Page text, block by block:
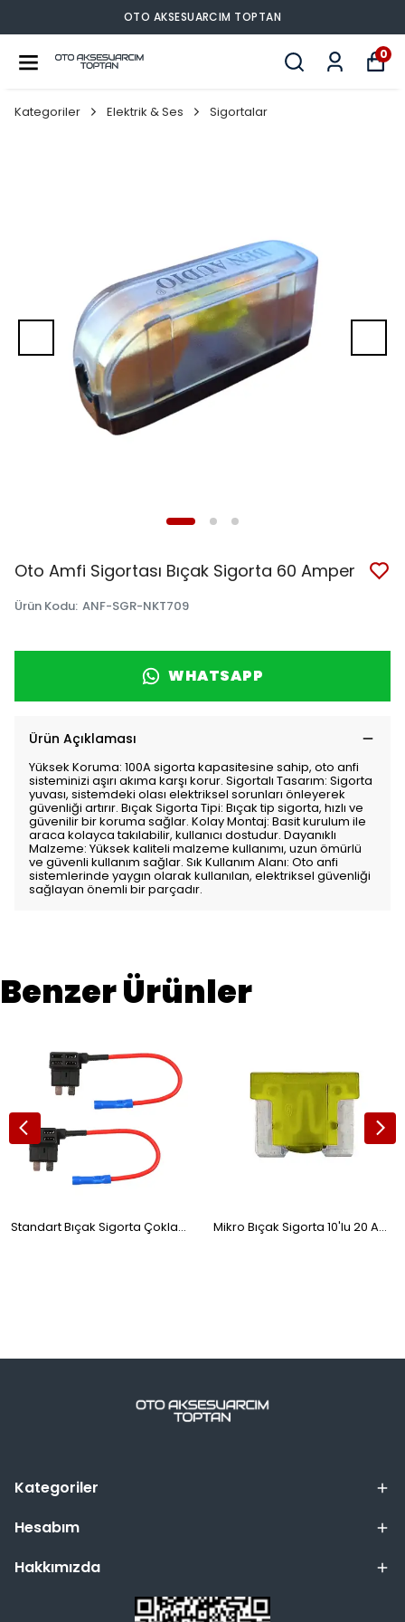
OTO AKSESUARCIM TOPTAN
0
Kategoriler Elektrik & Ses Sigortalar
Oto Amfi Sigortası Bıçak Sigorta 60 Amper
Ürün Kodu: ANF-SGR-NKT709
WHATSAPP
Ürün Açıklaması
Yüksek Koruma: 100A sigorta kapasitesine sahip, oto anfi
sisteminizi aşırı akıma karşı korur. Sigortalı Tasarım: Sigorta
yuvası, sistemdeki olası elektriksel sorunları önleyerek
güvenliği artırır. Bıçak Sigorta Tipi: Bıçak tip sigorta, hızlı ve
güvenilir bir koruma sağlar. Kolay Montaj: Basit kurulum ile
araca kolayca takılabilir, kullanıcı dostudur. Dayanıklı
Malzeme: Yüksek kaliteli malzeme kullanımı, uzun ömürlü
ve güvenli kullanım sağlar. Sık Kullanım Alanı: Oto anfi
sistemlerinde yaygın olarak kullanılan, elektriksel güvenliği
sağlayan önemli bir parçadır.
Benzer Ürünler
Standart Bıçak Sigorta Çoklayıcı Fuse Tap 2 Adet Mikro Bıçak Sigorta 10'lu 20 Amper Sarı
Kategoriler
Hesabım
Hakkımızda